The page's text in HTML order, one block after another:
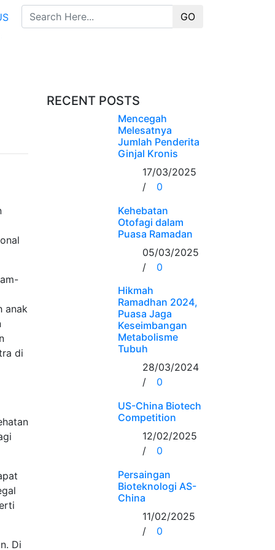
GO
anak
di
Di
RECENT POSTS
Mencegah
Melesatnya
Jumlah Penderita
Ginjal Kronis
17/03/2025
/
0
Kehebatan
Otofagi dalam
Puasa Ramadan
05/03/2025
/
0
Hikmah
Ramadhan 2024,
Puasa Jaga
Keseimbangan
Metabolisme
Tubuh
28/03/2024
/
0
US-China Biotech
Competition
12/02/2025
/
0
Persaingan
Bioteknologi AS-
China
11/02/2025
/
0